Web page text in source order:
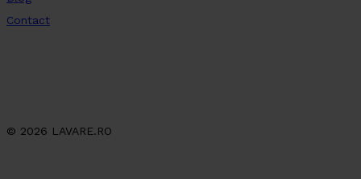
Contact
© 2026 LAVARE.RO